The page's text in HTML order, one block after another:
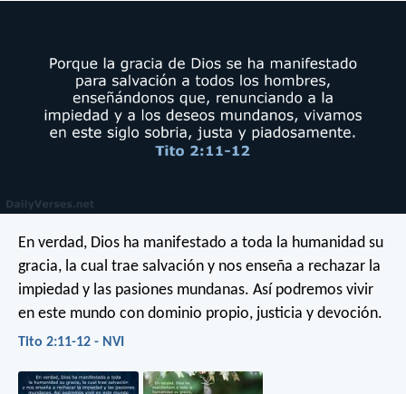
En verdad, Dios ha manifestado a toda la humanidad su
gracia, la cual trae salvación y nos enseña a rechazar la
impiedad y las pasiones mundanas. Así podremos vivir
en este mundo con dominio propio, justicia y devoción.
Tito 2:11-12 - NVI